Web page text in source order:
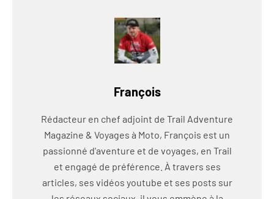
François
Rédacteur en chef adjoint de Trail Adventure
Magazine & Voyages à Moto, François est un
passionné d'aventure et de voyages, en Trail
et engagé de préférence. À travers ses
articles, ses vidéos youtube et ses posts sur